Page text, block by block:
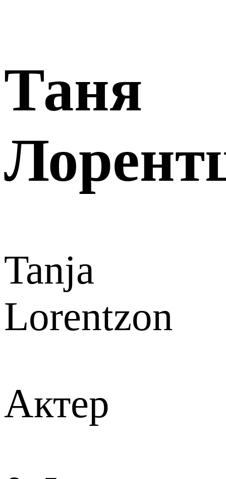
Таня
Tanja
Lorentzon
Актер